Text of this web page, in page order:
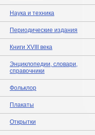
Наука и техника
Периодические издания
Книги XVIII века
Энциклопедии, словари,
справочники
Фольклор
Плакаты
Открытки